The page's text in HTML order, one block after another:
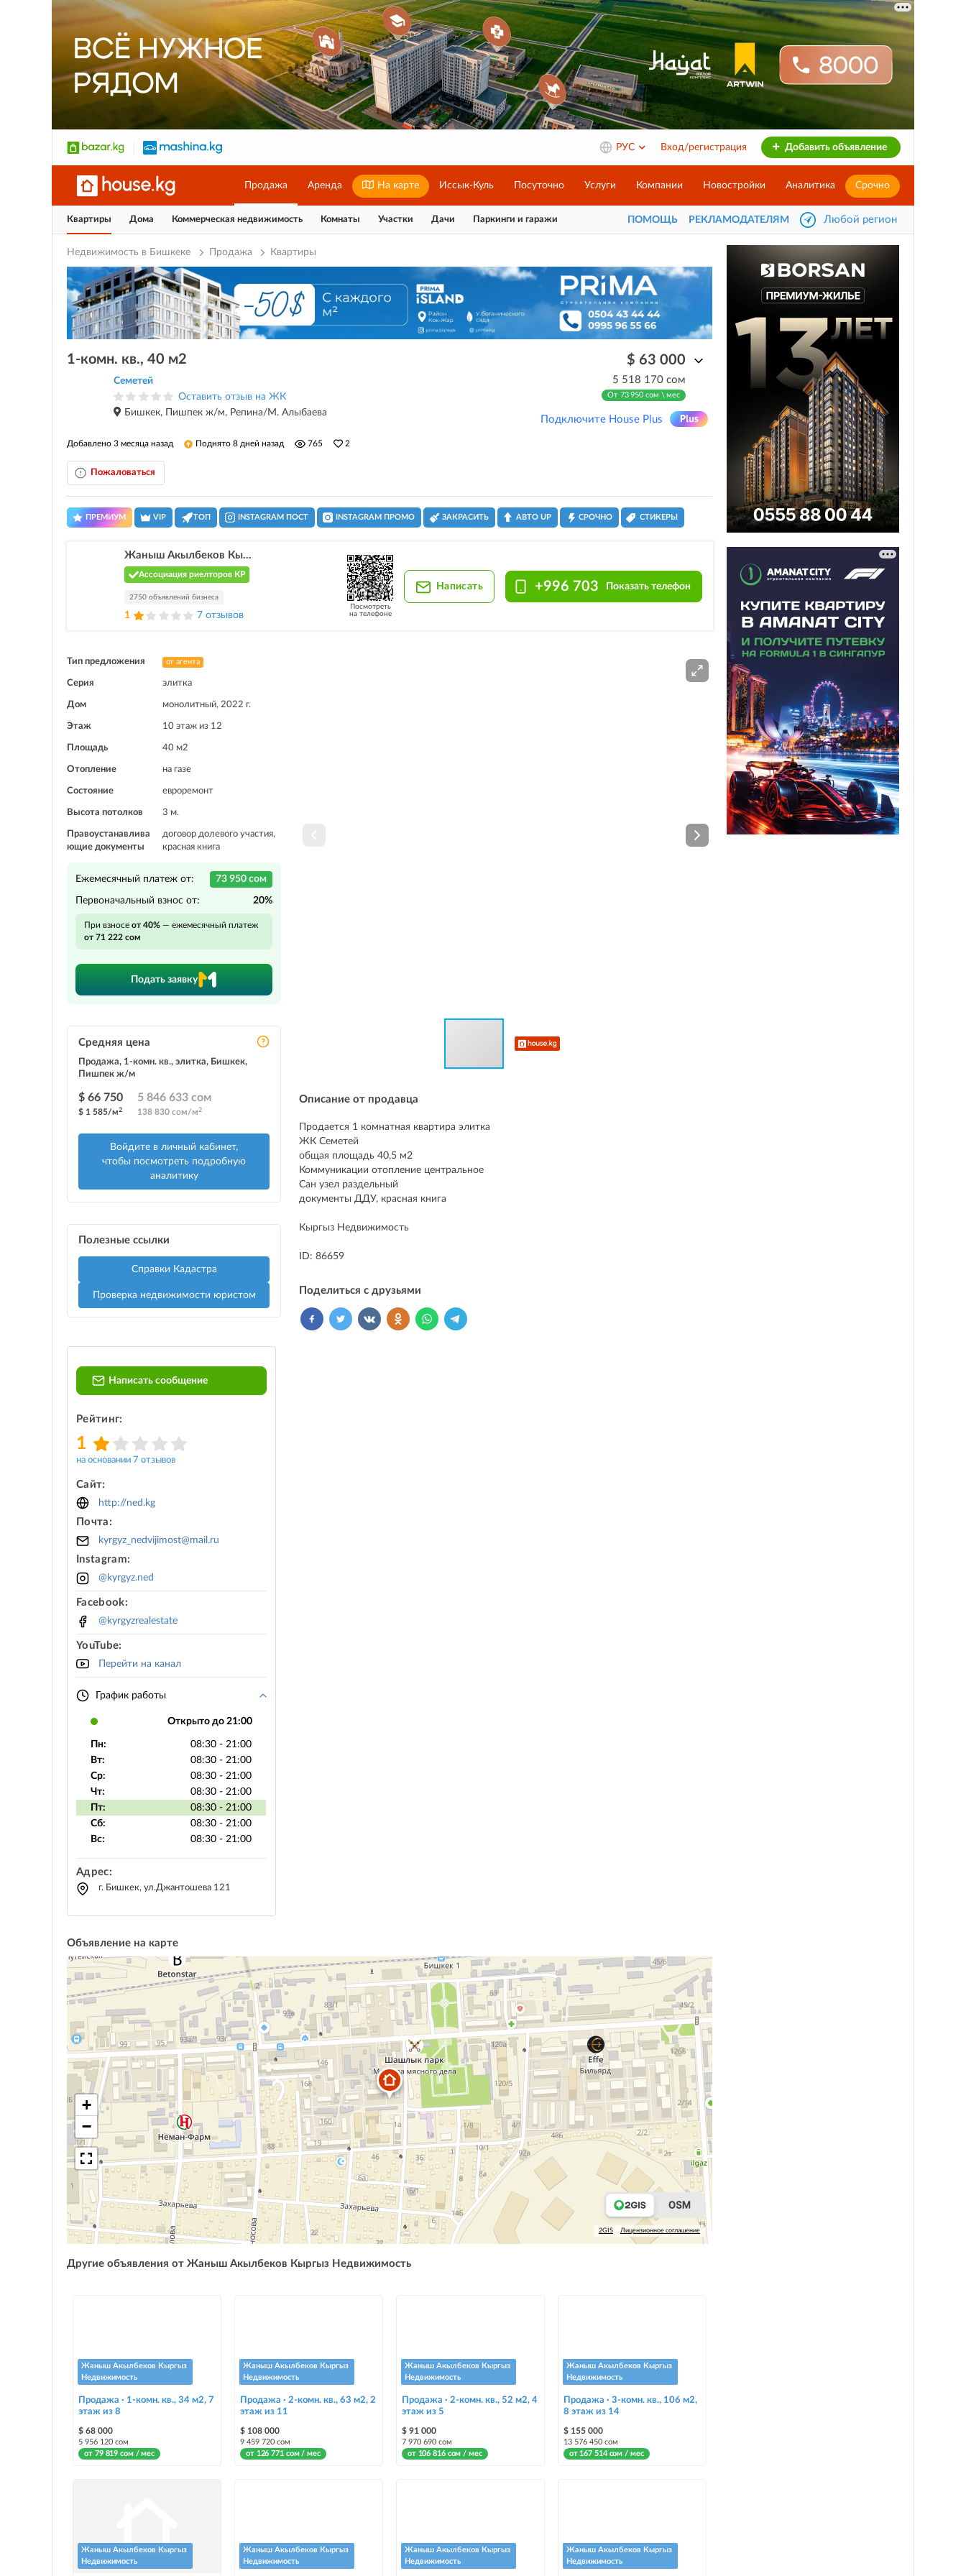
РУС Вход/регистрация Добавить объявление
Продажа Аренда На карте Иссык-Куль Посуточно Услуги Компании Новостройки Аналитика Срочно
Квартиры Дома Коммерческая недвижимость Комнаты Участки Дачи Паркинги и гаражи ПОМОЩЬ РЕКЛАМОДАТЕЛЯМ Любой регион
Недвижимость в Бишкеке Продажа Квартиры
1-комн. кв., 40 м2
Семетей
Оставить отзыв на ЖК
Бишкек, Пишпек ж/м, Репина/М. Алыбаева
$ 63 000
5 518 170 сом
От 73 950 сом \ мес
Подключите House Plus
Добавлено 3 месяца назад Поднято 8 дней назад 765 2
Пожаловаться
ПРЕМИУМ VIP ТОП INSTAGRAM ПОСТ INSTAGRAM ПРОМО ЗАКРАСИТЬ АВТО UP СРОЧНО СТИКЕРЫ
Жаныш Акылбеков Кы...
Ассоциация риелторов КР
2750 объявлений бизнеса
1 7 отзывов
Посмотреть
на телефоне
Написать +996 703 Показать телефон
Тип предложения от агента
Серия элитка
Дом монолитный, 2022 г.
Этаж 10 этаж из 12
Площадь 40 м2
Отопление на газе
Состояние евроремонт
Высота потолков 3 м.
Правоустанавлива
ющие документы
договор долевого участия,
красная книга
Ежемесячный платеж от: 73 950 сом
Первоначальный взнос от: 20%
При взносе от 40% — ежемесячный платеж
от 71 222 сом
Подать заявку
Средняя цена
Продажа, 1-комн. кв., элитка, Бишкек,
Пишпек ж/м
$ 66 750
$ 1 585/м2
5 846 633 сом
138 830 сом/м2
Войдите в личный кабинет,
чтобы посмотреть подробную
аналитику
Полезные ссылки
Справки Кадастра
Проверка недвижимости юристом
Написать сообщение
Рейтинг:
1
на основании 7 отзывов
Сайт:
http://ned.kg
Почта:
kyrgyz_nedvijimost@mail.ru
Instagram:
@kyrgyz.ned
Facebook:
@kyrgyzrealestate
YouTube:
Перейти на канал
График работы
Открыто до 21:00
Пн:
08:30 - 21:00
Вт:
08:30 - 21:00
Ср:
08:30 - 21:00
Чт:
08:30 - 21:00
Пт:
08:30 - 21:00
Сб:
08:30 - 21:00
Вс:
08:30 - 21:00
Адрес:
г. Бишкек, ул.Джантошева 121
РЕКЛАМА
Описание от продавца
Продается 1 комнатная квартира элитка
ЖК Семетей
общая площадь 40,5 м2
Коммуникации отопление центральное
Сан узел раздельный
документы ДДУ, красная книга
Кыргыз Недвижимость
ID: 86659
Поделиться с друзьями
Объявление на карте
+
−
2GIS Лицензионное соглашение
Другие объявления от Жаныш Акылбеков Кыргыз Недвижимость
Жаныш Акылбеков Кыргыз
Недвижимость
Продажа · 1-комн. кв., 34 м2, 7
этаж из 8
$ 68 000
5 956 120 сом
от 79 819 сом / мес
Жаныш Акылбеков Кыргыз
Недвижимость
Продажа · 2-комн. кв., 63 м2, 2
этаж из 11
$ 108 000
9 459 720 сом
от 126 771 сом / мес
Жаныш Акылбеков Кыргыз
Недвижимость
Продажа · 2-комн. кв., 52 м2, 4
этаж из 5
$ 91 000
7 970 690 сом
от 106 816 сом / мес
Жаныш Акылбеков Кыргыз
Недвижимость
Продажа · 3-комн. кв., 106 м2,
8 этаж из 14
$ 155 000
13 576 450 сом
от 167 514 сом / мес
Жаныш Акылбеков Кыргыз
Недвижимость
Жаныш Акылбеков Кыргыз
Недвижимость
Жаныш Акылбеков Кыргыз
Недвижимость
Жаныш Акылбеков Кыргыз
Недвижимость